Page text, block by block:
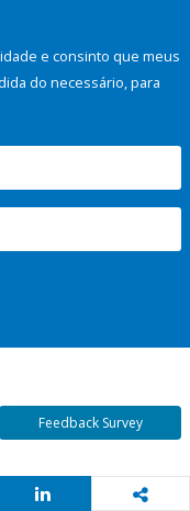
e consinto que meus
do necessário, para
Feedback Survey